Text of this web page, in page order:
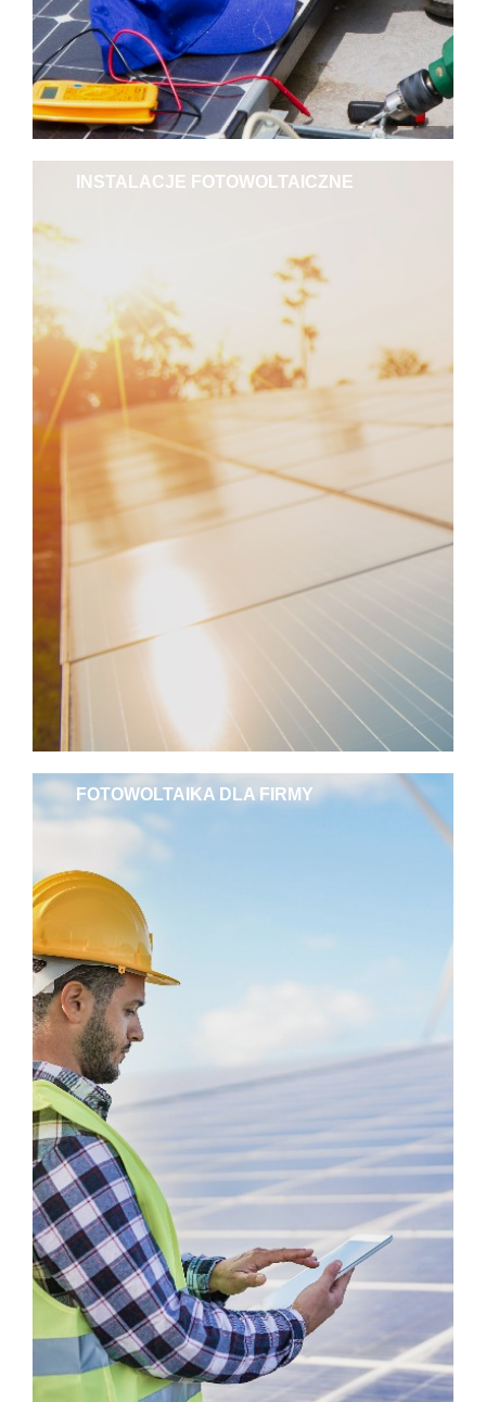
INSTALACJE FOTOWOLTAICZNE
FOTOWOLTAIKA DLA FIRMY